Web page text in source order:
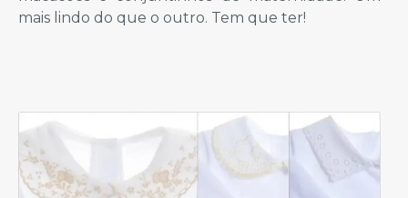
mais lindo do que o outro. Tem que ter!